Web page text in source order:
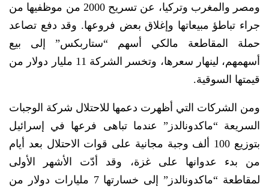
ومصر والمغرب وتركيا، عن تسريح 2000 من موظفيها من
جراء تباطؤ مبيعاتها وإغلاق بعض فروعها. وقد دفع تصاعد
حملة المقاطعة مالكي أسهم “ستاربكس” إلى بيع
أسهمهم، لينهار سعرها، وتخسر الشركة 11 مليار دولار من
قيمتها السوقية.
ومن الشركات التي أظهرت دعمها للاحتلال شركة الوجبات
السريعة “ماكدونالدز” عندما تباهى فرعها في إسرائيل
بتوزيع 100 ألف وجبة مجانية على قوات الاحتلال بعد أيام
من بدء عدوانها على غزة، وقد أدّت الأشهر الأولى
لمقاطعة “ماكدونالدز” إلى خسارتها 7 مليارات دولار من